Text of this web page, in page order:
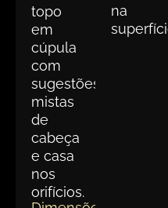
topo
em
cúpula
com
sugestões
mistas
de
cabeça
e casa
nos
orifícios.
na